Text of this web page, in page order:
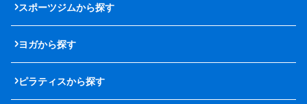
スポーツジムから探す
ヨガから探す
ピラティスから探す